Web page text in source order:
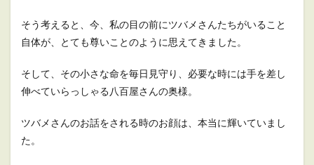
そう考えると、今、私の目の前にツバメさんたちがいること
自体が、とても尊いことのように思えてきました。
そして、その小さな命を毎日見守り、必要な時には手を差し
伸べていらっしゃる八百屋さんの奥様。
ツバメさんのお話をされる時のお顔は、本当に輝いていまし
た。